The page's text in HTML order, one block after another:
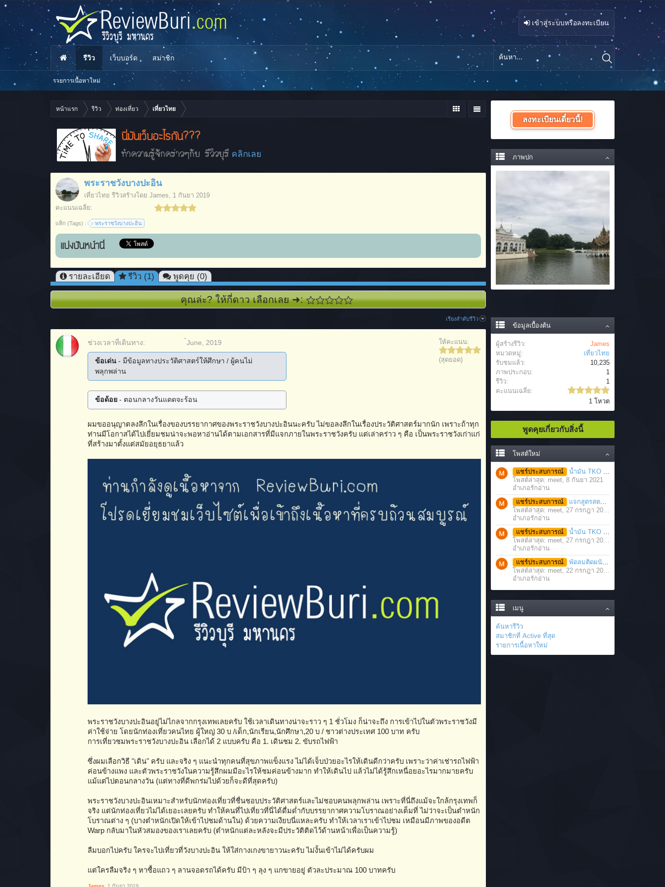
หน้าแรก รีวิว ท่องเที่ยว เที่ยวไทย
นี่มันเว็บอะไรกัน???
ทำความรู้จักคร่าวๆกับ รีวิวบุรี คลิกเลย
พระราชวังบางปะอิน
เที่ยวไทย รีวิวสร้างโดย James, 1 กันยา 2019
คะแนนเฉลี่ย:
แท็ก (Tags) : พระราชวังบางปะอิน
แบ่งปันหน้านี้
รายละเอียด รีวิว (1) พูดคุย (0)
คุณล่ะ? ให้กี่ดาว เลือกเลย ➜:
เรียงลำดับรีวิว
ให้คะแนน:
(สุดยอด)
ช่วงเวลาที่เดินทาง: ๋June, 2019
ข้อเด่น - มีข้อมูลทางประวัติศาสตร์ให้ศึกษา / ผู้คนไม่
พลุกพล่าน
ข้อด้อย - ตอนกลางวันแดดจะร้อน
ผมขออนุญาตลงลึกในเรื่องของบรรยากาศของพระราชวังบางปะอินนะครับ ไม่ขอลงลึกในเรื่องประวัติศาสตร์มากนัก เพราะถ้าทุก
ท่านมีโอกาสได้ไปเยี่ยมชมน่าจะพอหาอ่านได้ตามเอกสารที่มีแจกภายในพระราชวังครับ แต่เล่าคร่าว ๆ คือ เป็นพระราชวังเก่าแก่
ที่สร้างมาตั้งแต่สมัยอยุธยาแล้ว
พระราชวังบางปะอินอยู่ไม่ไกลจากกรุงเทพเลยครับ ใช้เวลาเดินทางน่าจะราว ๆ 1 ชั่วโมง ก็น่าจะถึง การเข้าไปในตัวพระราชวังมี
ค่าใช้จ่าย โดยนักท่องเที่ยวคนไทย ผู้ใหญ่ 30 บ /เด็ก,นักเรียน,นักศึกษา,20 บ / ชาวต่างประเทศ 100 บาท ครับ
การเที่ยวชมพระราชวังบางปะอิน เลือกได้ 2 แบบครับ คือ 1. เดินชม 2. ขับรถไฟฟ้า
ซึ่งผมเลือกวิธี "เดิน" ครับ และจริง ๆ แนะนำทุกคนที่สุขภาพแข็งแรง ไม่ได้เจ็บป่วยอะไรให้เดินดีกว่าครับ เพราะว่าค่าเช่ารถไฟฟ้า
ค่อนข้างแพง และตัวพระราชวังในความรู้สึกผมมีอะไรให้ชมค่อนข้างมาก ทำให้เดินไป แล้วไม่ได้รู้สึกเหนื่อยอะไรมากมายครับ
แม้แต่ไปตอนกลางวัน (แต่ทางที่ดีพกร่มไปด้วยก็จะดีที่สุดครับ)
พระราชวังบางปะอินเหมาะสำหรับนักท่องเที่ยวที่ชื่นชอบประวัติศาสตร์และไม่ชอบคนพลุกพล่าน เพราะที่นี่ถึงแม้จะใกล้กรุงเทพก็
จริง แต่นักท่องเที่ยวไม่ได้เยอะเลยครับ ทำให้คนที่ไปเที่ยวที่นี่ได้ดื่มด่ำกับบรรยากาศความโบราณอย่างเต็มที่ ไม่ว่าจะเป็นตำหนัก
โบราณต่าง ๆ (บางตำหนักเปิดให้เข้าไปชมด้านใน) ด้วยความเงียบนี่แหละครับ ทำให้เวลาเราเข้าไปชม เหมือนมีภาพของอดีต
Warp กลับมาในหัวสมองของเราเลยครับ (ตำหนักแต่ละหลังจะมีประวัติติดไว้ด้านหน้าเพื่อเป็นความรู้)
ลืมบอกไปครับ ใครจะไปเที่ยวที่วังบางปะอิน ให้ใส่กางเกงขายาวนะครับ ไม่งั้นเข้าไม่ได้ครับผม
แต่ใครลืมจริง ๆ หาซื้อแถว ๆ ลานจอดรถได้ครับ มีป้า ๆ ลุง ๆ แกขายอยู่ ตัวละประมาณ 100 บาทครับ
ลงทะเบียนเดี๋ยวนี้!
ภาพปก
ข้อมูลเบื้องต้น
ผู้สร้างรีวิว:
James
หมวดหมู่:
เที่ยวไทย
รับชมแล้ว:
10,235
ภาพประกอบ:
1
รีวิว:
1
คะแนนเฉลี่ย:
1 โหวต
พูดคุยเกี่ยวกับสิ่งนี้
โพสต์ใหม่
แชร์ประสบการณ์
น้ำมัน TKO นวดคลายเส้นคลายกล้ามเนื้อ จากภาวะตึงหรือเคล็ด บาดเจ็บ ได้อย่างฉับพลัน
โพสต์ล่าสุด: meet, 8 กันยา 2021
อำเภอรักอ่าน
แชร์ประสบการณ์
แจกสูตรสตรอว์เบอร์รี่โยเกิร์ตสมูทตี้ ทำง่าย อร่อย แค่มีเครื่องปั่นน้ำผลไม้
โพสต์ล่าสุด: meet, 27 กรกฎา 2021
อำเภอรักอ่าน
แชร์ประสบการณ์
น้ำมัน TKO คลายเส้น คลายกล้ามเนื้อ บรรเทาอาการบาดเจ็บโดยฉับพลัน
โพสต์ล่าสุด: meet, 27 กรกฎา 2021
อำเภอรักอ่าน
แชร์ประสบการณ์
พัดลมติดผนัง มอเตอร์ประสิทธิภาพสูง ติดตั้งง่าย ประหยัดพื้นที่
โพสต์ล่าสุด: meet, 22 กรกฎา 2021
อำเภอรักอ่าน
เมนู
ค้นหารีวิว
สมาชิกที่ Active ที่สุด
รายการเนื้อหาใหม่
เข้าสู่ระบบหรือลงทะเบียน
รีวิว
รายการเนื้อหาใหม่
เว็บบอร์ด สมาชิก